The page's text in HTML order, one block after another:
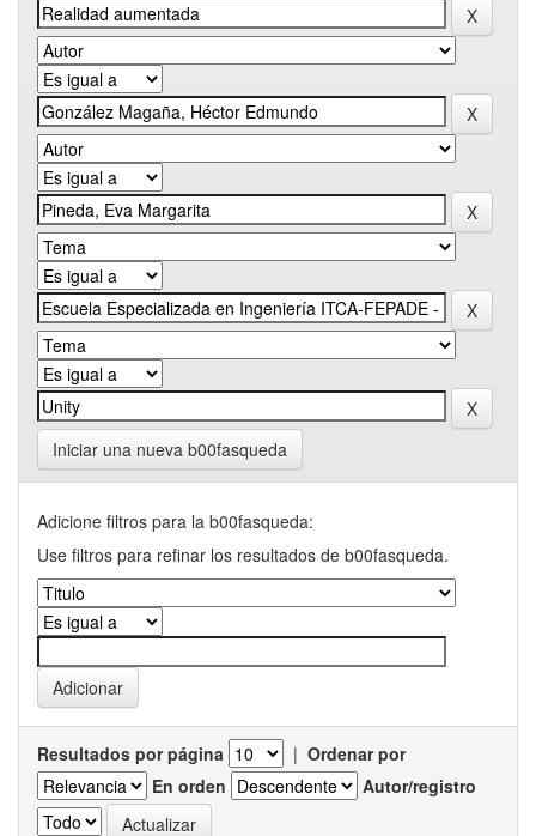
Iniciar una nueva b00fasqueda
Adicione filtros para la b00fasqueda:
Use filtros para refinar los resultados de b00fasqueda.
Resultados por página | Ordenar por
En orden
Autor/registro